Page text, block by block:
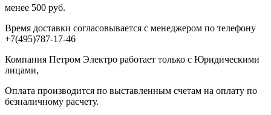
менее 500 руб.
Время доставки согласовывается с менеджером по телефону
+7(495)787-17-46
Компания Петром Электро работает только с Юридическими
лицами,
Оплата производится по выставленным счетам на оплату по
безналичному расчету.